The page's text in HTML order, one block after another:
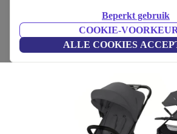
Beperkt gebruik
COOKIE-
ALLE COOKIES
Kinderkraft TRIG 3
grijs
(Beoordelingen worden verzameld)